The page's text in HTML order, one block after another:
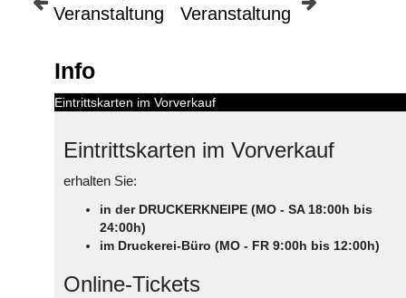
Veranstaltung
Veranstaltung
Info
Eintrittskarten im Vorverkauf
Eintrittskarten im Vorverkauf
erhalten Sie:
in der DRUCKERKNEIPE (MO - SA 18:00h bis
24:00h)
im Druckerei-Büro (MO - FR 9:00h bis 12:00h)
Online-Tickets